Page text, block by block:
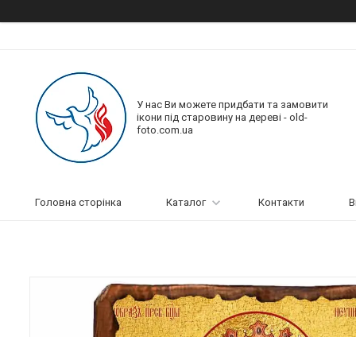
У нас Ви можете придбати та замовити
ікони під старовину на дереві - old-
foto.com.ua
Головна сторінка Каталог Контакти